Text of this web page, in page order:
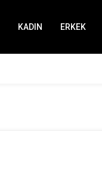
KADIN ERKEK